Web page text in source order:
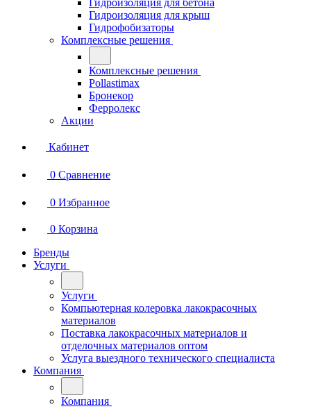
Гидроизоляция для бетона
Гидроизоляция для крыш
Гидрофобизаторы
Комплексные решения
Комплексные решения
Pollastimax
Бронекор
Ферролекс
Акции
Кабинет
0 Сравнение
0 Избранное
0 Корзина
Бренды
Услуги
Услуги
Компьютерная колеровка лакокрасочных
материалов
Поставка лакокрасочных материалов и
отделочных материалов оптом
Услуга выездного технического специалиста
Компания
Компания